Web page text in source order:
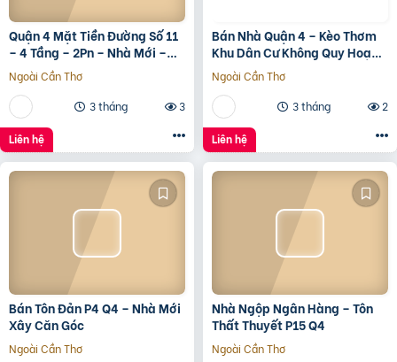
Quận 4 Mặt Tiền Đường Số 11
– 4 Tầng – 2Pn – Nhà Mới –
7.35 Tỷ Tl
Ngoài Cần Thơ
3 tháng
3
Liên hệ
Bán Nhà Quận 4 – Kèo Thơm
Khu Dân Cư Không Quy Hoạch
Cách Mặt Tiền Xóm Chiếu
30M
Ngoài Cần Thơ
3 tháng
2
Liên hệ
Bán Tôn Đản P4 Q4 – Nhà Mới
Xây Căn Góc
Ngoài Cần Thơ
Nhà Ngộp Ngân Hàng – Tôn
Thất Thuyết P15 Q4
Ngoài Cần Thơ